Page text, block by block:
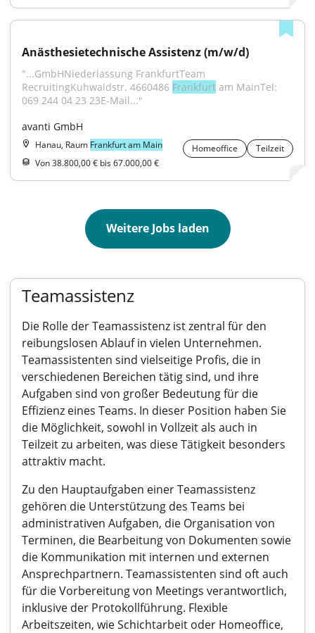
Anästhesietechnische Assistenz (m/w/d)
"...GmbHNiederlassung FrankfurtTeam
RecruitingKuhwaldstr. 4660486 Frankfurt am MainTel:
069 244 04 23 23E-Mail..."
avanti GmbH
Hanau, Raum Frankfurt am Main Homeoffice
Teilzeit
Von 38.800,00 € bis 67.000,00 €
Weitere Jobs laden
Teamassistenz
Die Rolle der Teamassistenz ist zentral für den
reibungslosen Ablauf in vielen Unternehmen.
Teamassistenten sind vielseitige Profis, die in
verschiedenen Bereichen tätig sind, und ihre
Aufgaben sind von großer Bedeutung für die
Effizienz eines Teams. In dieser Position haben Sie
die Möglichkeit, sowohl in Vollzeit als auch in
Teilzeit zu arbeiten, was diese Tätigkeit besonders
attraktiv macht.
Zu den Hauptaufgaben einer Teamassistenz
gehören die Unterstützung des Teams bei
administrativen Aufgaben, die Organisation von
Terminen, die Bearbeitung von Dokumenten sowie
die Kommunikation mit internen und externen
Ansprechpartnern. Teamassistenten sind oft auch
für die Vorbereitung von Meetings verantwortlich,
inklusive der Protokollführung. Flexible
Arbeitszeiten, wie Schichtarbeit oder Homeoffice,